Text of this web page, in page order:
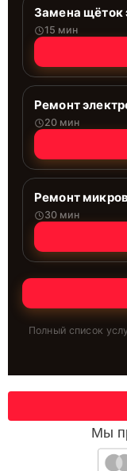
Замена щёток
15 мин
Ремонт
20 мин
Ремонт
30 мин
Полный список
Мы